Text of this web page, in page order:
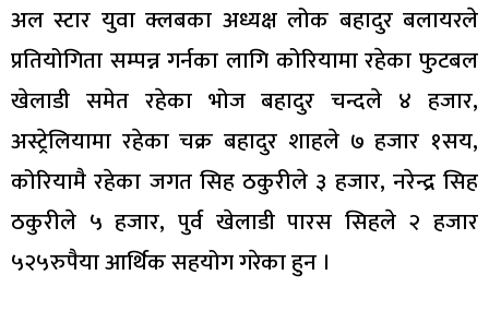
अल स्टार युवा क्लबका अध्यक्ष लोक बहादुर बलायरले
प्रतियोगिता सम्पन्न गर्नका लागि कोरियामा रहेका फुटबल
खेलाडी समेत रहेका भोज बहादुर चन्दले ४ हजार,
अस्ट्रेलियामा रहेका चक्र बहादुर शाहले ७ हजार १सय,
कोरियामै रहेका जगत सिह ठकुरीले ३ हजार, नरेन्द्र सिह
ठकुरीले ५ हजार, पुर्व खेलाडी पारस सिहले २ हजार
५२५रुपैया आर्थिक सहयोग गरेका हुन ।